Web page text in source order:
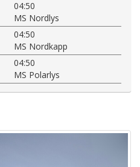
04:50
MS Nordlys
04:50
MS Nordkapp
04:50
MS Polarlys